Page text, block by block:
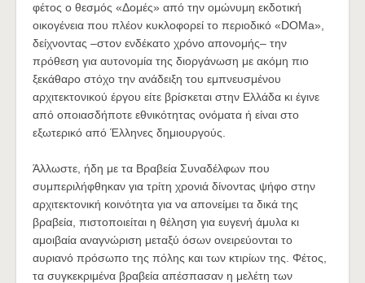
φέτος ο θεσμός «Δομές» από την ομώνυμη εκδοτική
οικογένεια που πλέον κυκλοφορεί το περιοδικό «DOMa»,
δείχνοντας –στον ενδέκατο χρόνο απονομής– την
πρόθεση για αυτονομία της διοργάνωση με ακόμη πιο
ξεκάθαρο στόχο την ανάδειξη του εμπνευσμένου
αρχιτεκτονικού έργου είτε βρίσκεται στην Ελλάδα κι έγινε
από οποιασδήποτε εθνικότητας ονόματα ή είναι στο
εξωτερικό από Έλληνες δημιουργούς.
Άλλωστε, ήδη με τα Βραβεία Συναδέλφων που
συμπεριλήφθηκαν για τρίτη χρονιά δίνοντας ψήφο στην
αρχιτεκτονική κοινότητα για να απονείμει τα δικά της
βραβεία, πιστοποιείται η θέληση για ευγενή άμυλα κι
αμοιβαία αναγνώριση μεταξύ όσων ονειρεύονται το
αυριανό πρόσωπο της πόλης και των κτιρίων της. Φέτος,
τα συγκεκριμένα βραβεία απέσπασαν η μελέτη των